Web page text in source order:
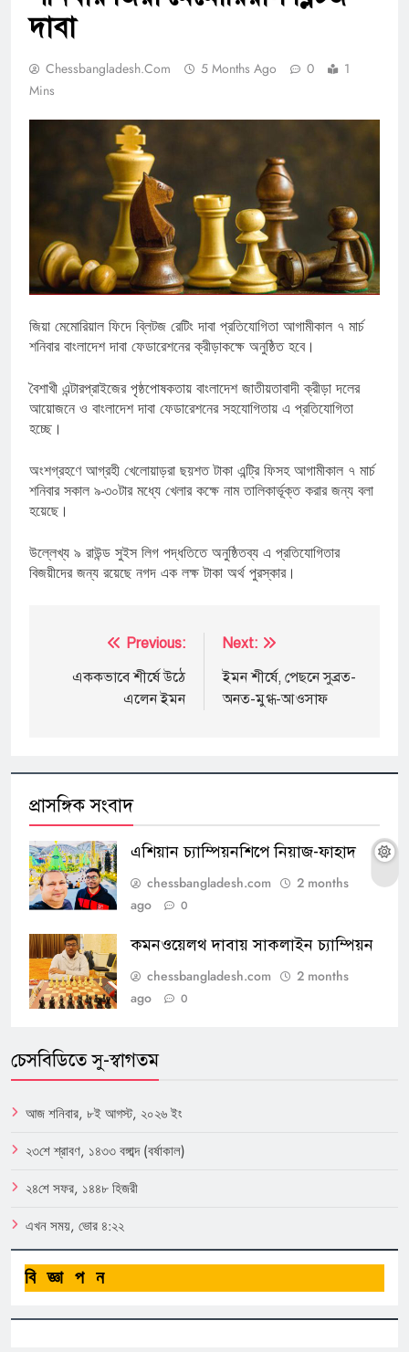
দাবা
Chessbangladesh.com 5 Months Ago 0
1
Mins
জিয়া মেমোরিয়াল ফিদে ব্লিটজ রেটিং দাবা প্রতিযোগিতা আগামীকাল ৭ মার্চ
শনিবার বাংলাদেশ দাবা ফেডারেশনের ক্রীড়াকক্ষে অনুষ্ঠিত হবে।
বৈশাখী এন্টারপ্রাইজের পৃষ্ঠপোষকতায় বাংলাদেশ জাতীয়তাবাদী ক্রীড়া দলের
আয়োজনে ও বাংলাদেশ দাবা ফেডারেশনের সহযোগিতায় এ প্রতিযোগিতা
হচ্ছে।
অংশগ্রহণে আগ্রহী খেলোয়াড়রা ছয়শত টাকা এন্ট্রি ফিসহ আগামীকাল ৭ মার্চ
শনিবার সকাল ৯-৩০টার মধ্যে খেলার কক্ষে নাম তালিকার্ভূক্ত করার জন্য বলা
হয়েছে।
উল্লেখ্য ৯ রাউন্ড সুইস লিগ পদ্ধতিতে অনুষ্ঠিতব্য এ প্রতিযোগিতার
বিজয়ীদের জন্য রয়েছে নগদ এক লক্ষ টাকা অর্থ পুরস্কার।
navigation
Previous:
এককভাবে শীর্ষে উঠে
এলেন ইমন
Next:
ইমন শীর্ষে, পেছনে সুব্রত-
অনত-মুগ্ধ-আওসাফ
প্রাসঙ্গিক সংবাদ
এশিয়ান চ্যাম্পিয়নশিপে নিয়াজ-ফাহাদ
chessbangladesh.com
2 months
ago
0
কমনওয়েলথ দাবায় সাকলাইন চ্যাম্পিয়ন
chessbangladesh.com
2 months
ago
0
চেসবিডিতে সু-স্বাগতম
আজ শনিবার, ৮ই আগস্ট, ২০২৬ ইং
২৩শে শ্রাবণ, ১৪৩৩ বঙ্গাব্দ (বর্ষাকাল)
২৪শে সফর, ১৪৪৮ হিজরী
এখন সময়, ভোর ৪:২২
বিজ্ঞাপন